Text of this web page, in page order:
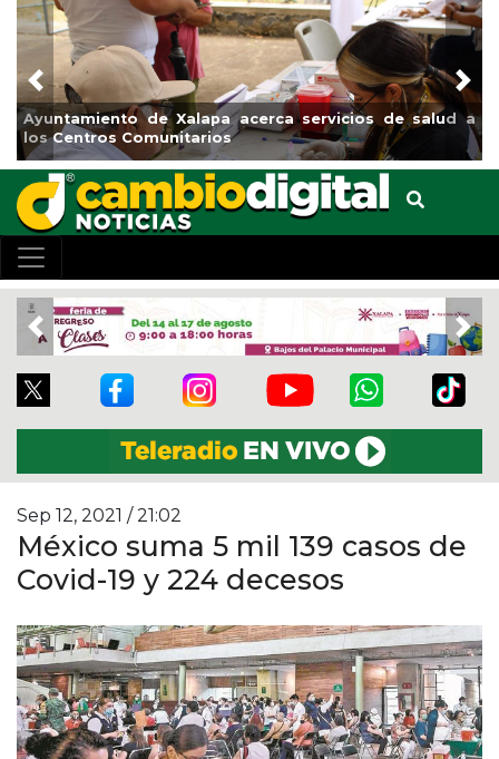
de Xalapa acerca servicios de salud a
Municipio
el boulevard 5
Previous
Previous
Sep 12, 2021 / 21:02
México suma 5 mil 139 casos de
Covid-19 y 224 decesos